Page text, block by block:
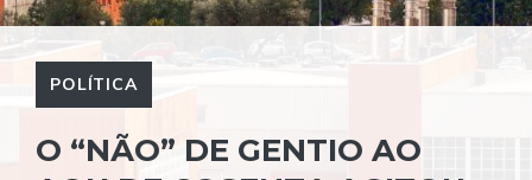
POLÍTICA
O “NÃO” DE GENTIO AO